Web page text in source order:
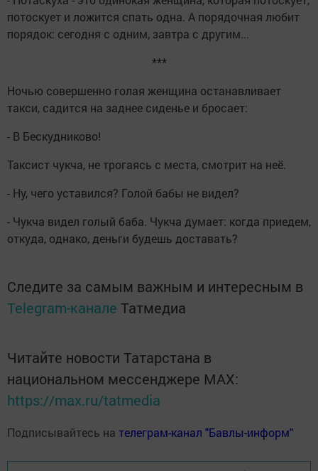
потоскует и ложится спать одна. А порядочная любит
порядок: сегодня с одним, завтра с другим...
***
Ночью совершенно голая женщина останавливает
такси, садится на заднее сиденье и бросает:
- В Бескудниково!
Таксист чукча, не трогаясь с места, смотрит на неё.
- Ну, чего уставился? Голой бабы не видел?
- Чукча видел голый баба. Чукча думает: когда приедем,
откуда, однако, деньги будешь доставать?
Следите за самым важным и интересным в
Telegram-канале Татмедиа
Читайте новости Татарстана в
национальном мессенджере MАХ:
https://max.ru/tatmedia
Подписывайтесь на телеграм-канал "Бавлы-информ"